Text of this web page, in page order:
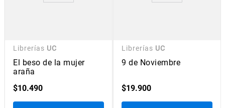
Librerías UC
El beso de la mujer
araña
$10.490
Librerías UC
9 de Noviembre
$19.900